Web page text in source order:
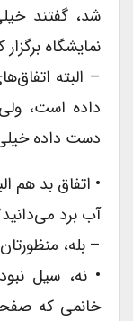
شد، گفتند
نمایشگاه برگزار
– البته
داده است،
دست داده
• اتفاق بد هم
آب برد می‌دانید؟
– بله،
• نه، سیل
خانمی که